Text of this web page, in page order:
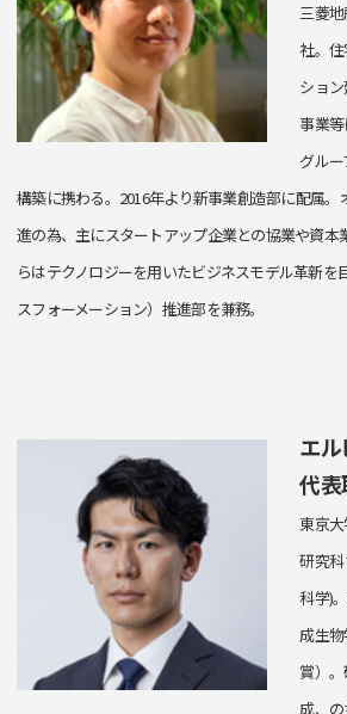
三菱
社。
ショ
事業
グル
構築に携わる。2016年より新事業創造部に配属
進の為、主にスタートアップ企業との協業や資本
らはテクノロジーを用いたビジネスモデル革新を
スフォーメーション）推進部を兼務。
エ
代
東京
研究
科学)
成生物
賞）
成、